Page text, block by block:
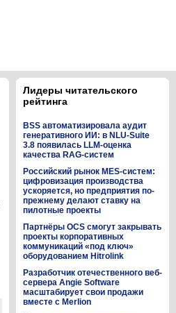
Лидеры читательского
рейтинга
BSS автоматизировала аудит
генеративного ИИ: в NLU-Suite
3.8 появилась LLM-оценка
качества RAG-систем
Российский рынок MES-систем:
цифровизация производства
ускоряется, но предприятия по-
прежнему делают ставку на
пилотные проекты
Партнёры OCS смогут закрывать
проекты корпоративных
коммуникаций «под ключ»
оборудованием Hitrolink
Разработчик отечественного веб-
сервера Angie Software
масштабирует свои продажи
вместе с Merlion